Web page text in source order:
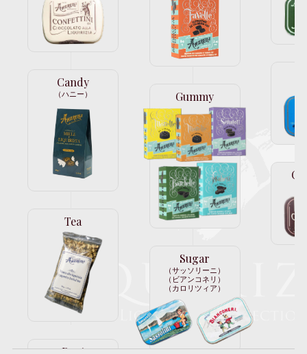
Candy
（ハニー）
Tea
Gummy
Sugar
（サッソリーニ）
（ビアンコネリ）
（カロリツィア）